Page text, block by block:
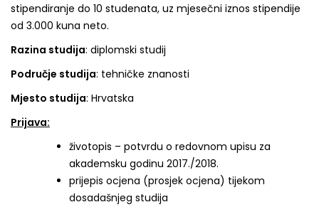
stipendiranje do 10 studenata, uz mjesečni iznos stipendije
od 3.000 kuna neto.
Razina studija: diplomski studij
Područje studija: tehničke znanosti
Mjesto studija: Hrvatska
Prijava:
životopis – potvrdu o redovnom upisu za
akademsku godinu 2017./2018.
prijepis ocjena (prosjek ocjena) tijekom
dosadašnjeg studija